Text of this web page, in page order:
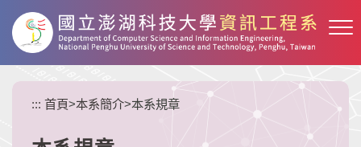
要
::: 首頁>本系簡介>本系規章